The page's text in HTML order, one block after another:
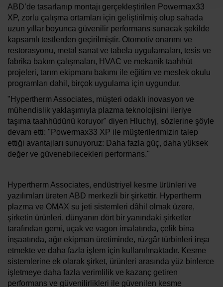
ABD’de tasarlanıp montajı gerçekleştirilen Powermax33
XP, zorlu çalışma ortamları için geliştirilmiş olup sahada
uzun yıllar boyunca güvenilir performans sunacak şekilde
kapsamlı testlerden geçirilmiştir. Otomotiv onarımı ve
restorasyonu, metal sanat ve tabela uygulamaları, tesis ve
fabrika bakım çalışmaları, HVAC ve mekanik taahhüt
projeleri, tarım ekipmanı bakımı ile eğitim ve meslek okulu
programları dahil, birçok uygulama için uygundur.
"Hypertherm Associates, müşteri odaklı inovasyon ve
mühendislik yaklaşımıyla plazma teknolojisini ileriye
taşıma taahhüdünü koruyor" diyen Hluchyj, sözlerine şöyle
devam etti: "Powermax33 XP ile müşterilerimizin talep
ettiği avantajları sunuyoruz: Daha fazla güç, daha yüksek
değer ve güvenebilecekleri performans."
Hypertherm Associates, endüstriyel kesme ürünleri ve
yazılımları üreten ABD merkezli bir şirkettir. Hypertherm
plazma ve OMAX su jeti sistemleri dâhil olmak üzere,
şirketin ürünleri, dünyanın dört bir yanındaki şirketler
tarafından gemi, uçak ve vagon imalatında, çelik bina
inşaatında, ağır ekipman üretiminde, rüzgâr türbinleri inşa
etmekte ve daha fazla işlem için kullanılmaktadır. Kesme
sistemlerine ek olarak şirket, ürünleri arasında yüz binlerce
işletmeye daha fazla verimlilik ve kazanç getiren
performans ve güvenilirlikleri ile güvenilen kesme